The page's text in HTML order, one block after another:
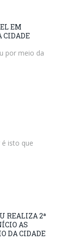
EM
CIDADE
por meio da
isto que
REALIZA 2ª
AS
DA CIDADE